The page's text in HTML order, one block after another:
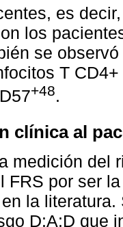
es
los
se
T
+48.
clínica al
medición del
FRS por ser
la
D:A:D que